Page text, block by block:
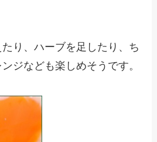
り、ハーブを足したり、ち
ジなども楽しめそうです。